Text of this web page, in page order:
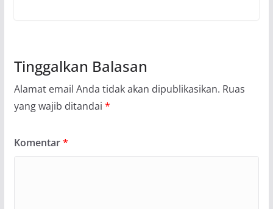
Tinggalkan Balasan
Alamat email Anda tidak akan dipublikasikan. Ruas
yang wajib ditandai *
Komentar*